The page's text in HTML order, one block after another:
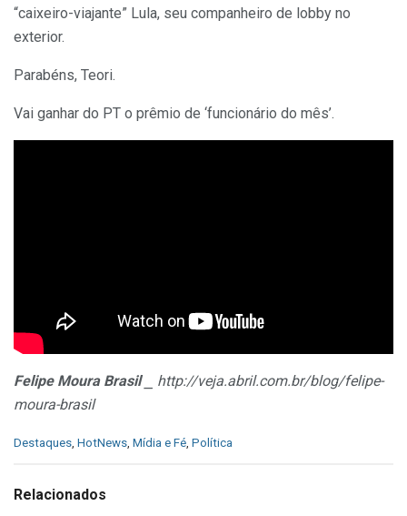
“caixeiro-viajante” Lula, seu companheiro de lobby no
exterior.
Parabéns, Teori.
Vai ganhar do PT o prêmio de ‘funcionário do mês’.
Felipe Moura Brasil⎯ http://veja.abril.com.br/blog/felipe-
moura-brasil
C
e
Destaques HotNews Mídia e Fé Política
Relacionados